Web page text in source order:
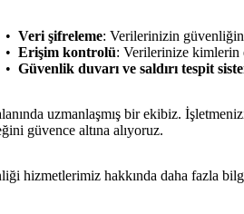
Veri şifreleme: Verilerinizin
Erişim kontrolü: Verilerinize kimlerin
Güvenlik duvarı ve saldırı tespit
uzmanlaşmış bir ekibiz.
güvence altına alıyoruz.
hizmetlerimiz hakkında daha fazla